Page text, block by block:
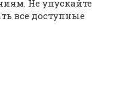
Не упускайте
все доступные